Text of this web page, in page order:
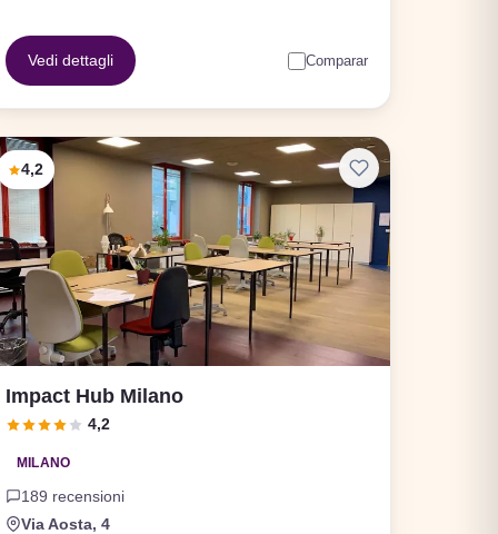
Vedi dettagli Comparar
4,2
Impact Hub Milano
4,2
MILANO
189 recensioni
Via Aosta, 4